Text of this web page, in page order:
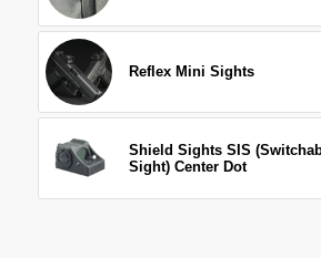
Reflex Mini Sights
Shield Sights SIS
Sight) Center Dot